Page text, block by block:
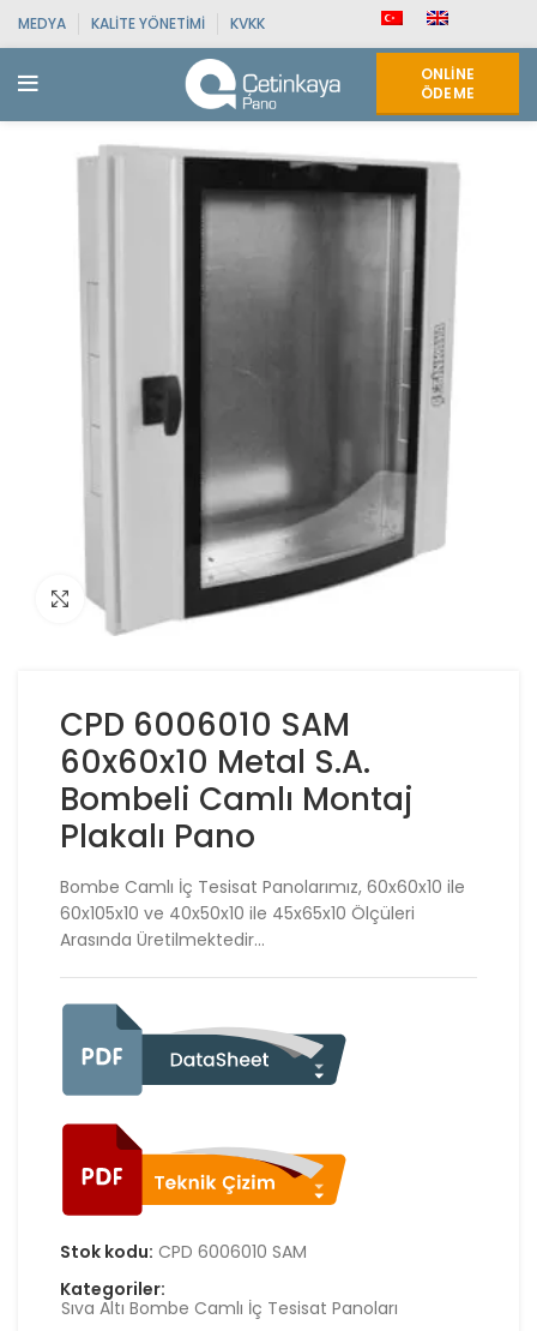
MEDYA KALITE YÖNETIMI KVKK
ONLINE
ÖDEME
Click to enlarge
CPD 6006010 SAM
60x60x10 Metal S.A.
Bombeli Camlı Montaj
Plakalı Pano
Bombe Camlı İç Tesisat Panolarımız, 60x60x10 ile
60x105x10 ve 40x50x10 ile 45x65x10 Ölçüleri
Arasında Üretilmektedir…
Stok kodu: CPD 6006010 SAM
Kategoriler:
Sıva Altı Bombe Camlı İç Tesisat Panoları